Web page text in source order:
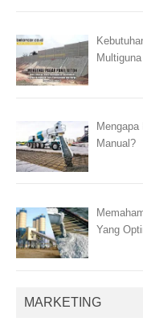
Multiguna
Manual?
Yang
MARKETING